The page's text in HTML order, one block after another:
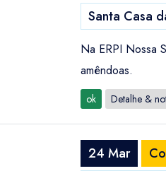
Santa Casa
Na ERPI Nossa
amêndoas.
ok Detalhe &
24 Mar